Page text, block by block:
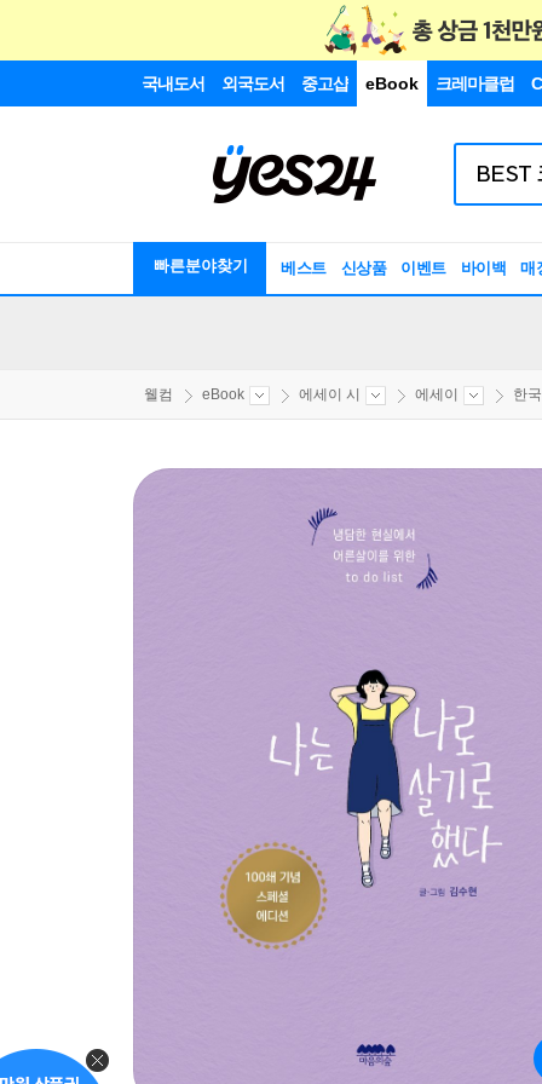
국내도서 외국도서 중고샵 eBook 크레마클럽
빠른분야찾기 베스트 신상품 이벤트 바이백 매
웰컴 eBook 에세이 시 에세이 한